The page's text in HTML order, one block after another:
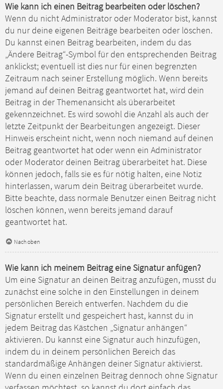
Wie kann ich einen Beitrag bearbeiten oder löschen?
Wenn du nicht Administrator oder Moderator bist, kannst
du nur deine eigenen Beiträge bearbeiten oder löschen.
Du kannst einen Beitrag bearbeiten, indem du das
„Ändere Beitrag“-Symbol für den entsprechenden Beitrag
anklickst; eventuell ist dies nur für einen begrenzten
Zeitraum nach seiner Erstellung möglich. Wenn bereits
jemand auf deinen Beitrag geantwortet hat, wird dein
Beitrag in der Themenansicht als überarbeitet
gekennzeichnet. Es wird sowohl die Anzahl als auch der
letzte Zeitpunkt der Bearbeitungen angezeigt. Dieser
Hinweis erscheint nicht, wenn noch niemand auf deinen
Beitrag geantwortet hat oder wenn ein Administrator
oder Moderator deinen Beitrag überarbeitet hat. Diese
können jedoch, falls sie es für nötig halten, eine Notiz
hinterlassen, warum dein Beitrag überarbeitet wurde.
Bitte beachte, dass normale Benutzer einen Beitrag nicht
löschen können, wenn bereits jemand darauf
geantwortet hat.
Nach oben
Wie kann ich meinem Beitrag eine Signatur anfügen?
Um eine Signatur an deinen Beitrag anzufügen, musst du
zunächst eine solche in den Einstellungen in deinem
persönlichen Bereich entwerfen. Nachdem du die
Signatur erstellt und gespeichert hast, kannst du in
jedem Beitrag das Kästchen „Signatur anhängen“
aktivieren. Du kannst eine Signatur auch hinzufügen,
indem du in deinem persönlichen Bereich das
standardmäßige Anhängen deiner Signatur aktivierst.
Wenn du einen einzelnen Beitrag dennoch ohne Signatur